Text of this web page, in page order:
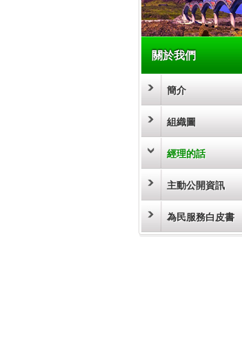
關於我們
簡介
組織圖
經理的話
主動公開資訊
為民服務白皮書